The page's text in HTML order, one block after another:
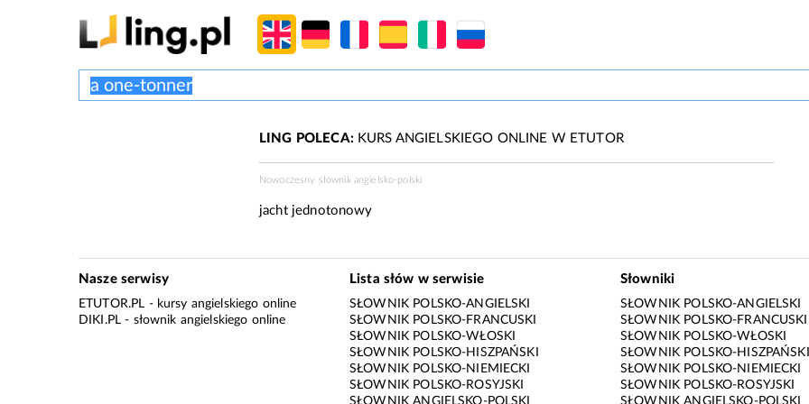
LING POLECA:KURS ANGIELSKIEGO ONLINE W ETUTOR
Nowoczesny słownik angielsko-polski
jacht jednotonowy
Nasze serwisy
ETUTOR.PL - kursy angielskiego online
DIKI.PL - słownik angielskiego online
Lista słów w serwisie
SŁOWNIK POLSKO-ANGIELSKI
SŁOWNIK POLSKO-FRANCUSKI
SŁOWNIK POLSKO-WŁOSKI
SŁOWNIK POLSKO-HISZPAŃSKI
SŁOWNIK POLSKO-NIEMIECKI
SŁOWNIK POLSKO-ROSYJSKI
Słowniki
SŁOWNIK POLSKO-ANGIELSKI
SŁOWNIK POLSKO-FRANCUSKI
SŁOWNIK POLSKO-WŁOSKI
SŁOWNIK POLSKO-HISZPAŃSKI
SŁOWNIK POLSKO-NIEMIECKI
SŁOWNIK POLSKO-ROSYJSKI